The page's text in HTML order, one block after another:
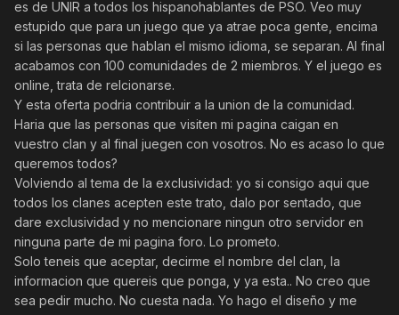
es de UNIR a todos los hispanohablantes de PSO. Veo muy
estupido que para un juego que ya atrae poca gente, encima
si las personas que hablan el mismo idioma, se separan. Al final
acabamos con 100 comunidades de 2 miembros. Y el juego es
online, trata de relcionarse.
Y esta oferta podria contribuir a la union de la comunidad.
Haria que las personas que visiten mi pagina caigan en
vuestro clan y al final juegen con vosotros. No es acaso lo que
queremos todos?
Volviendo al tema de la exclusividad: yo si consigo aqui que
todos los clanes acepten este trato, dalo por sentado, que
dare exclusividad y no mencionare ningun otro servidor en
ninguna parte de mi pagina foro. Lo prometo.
Solo teneis que aceptar, decirme el nombre del clan, la
informacion que quereis que ponga, y ya esta.. No creo que
sea pedir mucho. No cuesta nada. Yo hago el diseño y me